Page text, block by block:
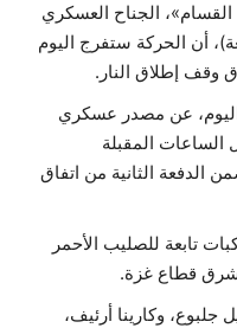
الجناح العسكري
أن الحركة ستفرج اليوم
وقف إطلاق النار.
عن مصدر عسكري
المقبلة
الدفعة الثانية من اتفاق
تابعة للصليب الأحمر
شرق قطاع غزة.
جلبوع، وكارينا أرئيف،